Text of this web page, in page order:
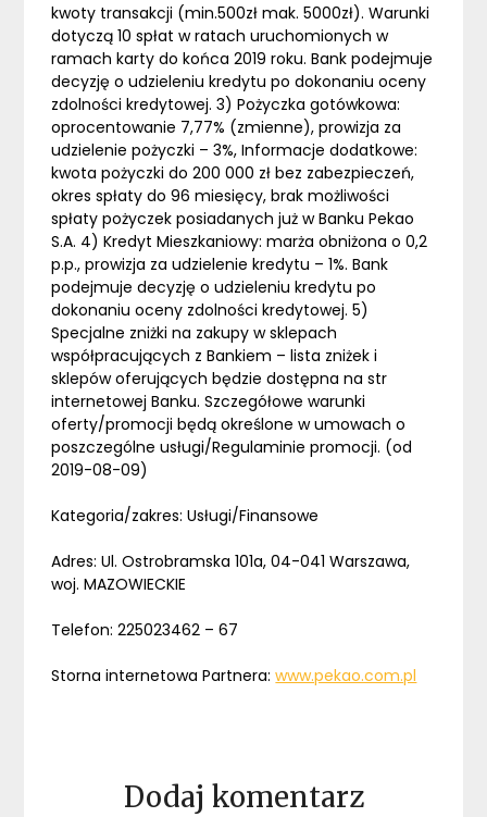
kwoty transakcji (min.500zł mak. 5000zł). Warunki
dotyczą 10 spłat w ratach uruchomionych w
ramach karty do końca 2019 roku. Bank podejmuje
decyzję o udzieleniu kredytu po dokonaniu oceny
zdolności kredytowej. 3) Pożyczka gotówkowa:
oprocentowanie 7,77% (zmienne), prowizja za
udzielenie pożyczki – 3%, Informacje dodatkowe:
kwota pożyczki do 200 000 zł bez zabezpieczeń,
okres spłaty do 96 miesięcy, brak możliwości
spłaty pożyczek posiadanych już w Banku Pekao
S.A. 4) Kredyt Mieszkaniowy: marża obniżona o 0,2
p.p., prowizja za udzielenie kredytu – 1%. Bank
podejmuje decyzję o udzieleniu kredytu po
dokonaniu oceny zdolności kredytowej. 5)
Specjalne zniżki na zakupy w sklepach
współpracujących z Bankiem – lista zniżek i
sklepów oferujących będzie dostępna na str
internetowej Banku. Szczegółowe warunki
oferty/promocji będą określone w umowach o
poszczególne usługi/Regulaminie promocji. (od
2019-08-09)
Kategoria/zakres: Usługi/Finansowe
Adres: Ul. Ostrobramska 101a, 04-041 Warszawa,
woj. MAZOWIECKIE
Telefon: 225023462 – 67
Storna internetowa Partnera:www.pekao.com.pl
Dodaj komentarz